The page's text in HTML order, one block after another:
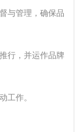
与管理，确保品
行，并运作品牌
工作。